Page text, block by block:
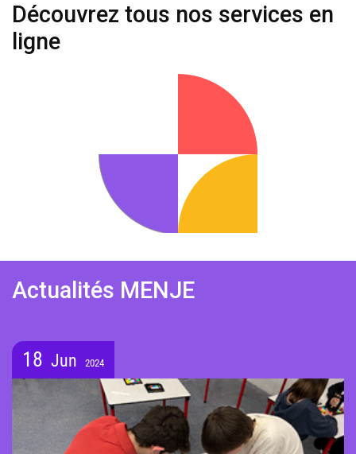
Découvrez tous nos services en
ligne
Actualités MENJE
18 Jun 2024